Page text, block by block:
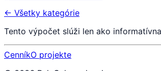
← Všetky kategórie
Tento výpočet slúži len ako
CenníkO projekte